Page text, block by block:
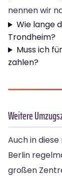
nennen wir
Wie lange
Trondheim?
Muss ich
zahlen?
Weitere
Auch in
Berlin
großen